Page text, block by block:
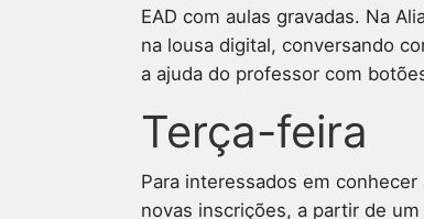
EAD com aulas gravadas. Na
na lousa digital, conversando
a ajuda do professor com
Terça-feira
Para interessados em
novas inscrições, a partir de